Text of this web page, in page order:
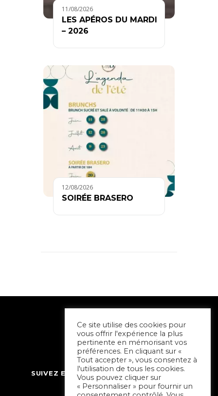
11/08/2026
LES APÉROS DU MARDI
– 2026
12/08/2026
SOIRÉE BRASERO
SUIVEZ ET CONTACTEZ SORTIR À NIORT
Ce site utilise des cookies pour
vous offrir l'expérience la plus
pertinente en mémorisant vos
préférences. En cliquant sur «
Tout accepter », vous consentez à
l'utilisation de tous les cookies.
Vous pouvez cliquer sur
« Personnaliser » pour fournir un